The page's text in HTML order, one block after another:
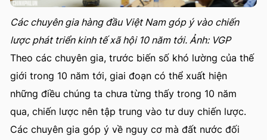
Các chuyên gia hàng đầu Việt Nam góp ý vào chiến
lược phát triển kinh tế xã hội 10 năm tới. Ảnh: VGP
Theo các chuyên gia, trước biến số khó lường của thế
giới trong 10 năm tới, giai đoạn có thể xuất hiện
những điều chúng ta chưa từng thấy trong 10 năm
qua, chiến lược nên tập trung vào tư duy chiến lược.
Các chuyên gia góp ý về nguy cơ mà đất nước đối